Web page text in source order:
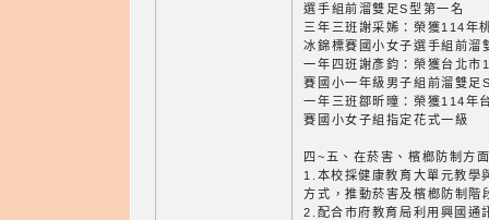
選手組前溜雙足S型第一名
三年三班謝采㛓：榮獲114年
冰錦標賽國小女子選手組前溜
一年四班謝彥鈞：榮獲台北
賽國小一年級男子組前溜雙足
一年三班鄒昕曈：榮獲114年
賽國小女子組指定花式一級
四~五、在菸害、檳榔防制方
1.本校採健康教育大單元教學
方式，推動菸害及檳榔防制階
2.配合市府教育局利用興國通